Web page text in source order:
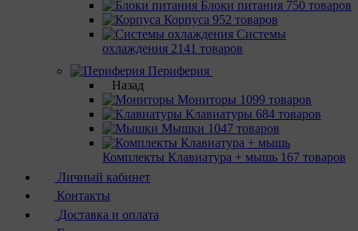
Блоки питания 750 товаров
Корпуса 952 товаров
Системы
охлаждения 2141 товаров
Периферия
Назад
Мониторы 1099 товаров
Клавиатуры 684 товаров
Мышки 1047 товаров
Комплекты Клавиатура + мышь 167 товаров
Личный кабинет
Контакты
Доставка и оплата